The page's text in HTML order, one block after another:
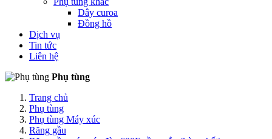
Dây curoa
Đồng hồ
Dịch vụ
Tin tức
Liên hệ
Phụ tùng
Trang chủ
Phụ tùng
Phụ tùng Máy xúc
Răng gầu